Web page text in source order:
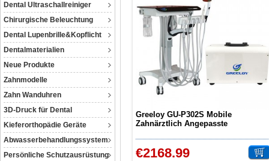
Dental Ultraschallreiniger
Chirurgische Beleuchtung
Dental Lupenbrille&Kopflicht
Dentalmaterialien
Neue Produkte
Zahnmodelle
Zahn Wanduhren
3D-Druck für Dental
Kieferorthopädie Geräte
Abwasserbehandlungssystem
Persönliche Schutzausrüstung
Greeloy GU-P302S Mobile
Zahnärztlich Angepasste
Ultraschall-Scaler + Luftkompressor
GU-P300
€2168.99